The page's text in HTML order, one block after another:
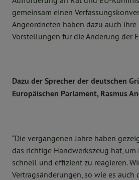
gemeinsam einen
Angeordneten haben dazu auch
Vorstellungen für die Änderung der
Dazu der Sprecher der deutschen
Europäischen Parlament, Rasmus
“Die vergangenen Jahre haben
das richtige Handwerkszeug hat,
schnell und effizient zu reagieren.
Vertragsänderungen, so wie es auch